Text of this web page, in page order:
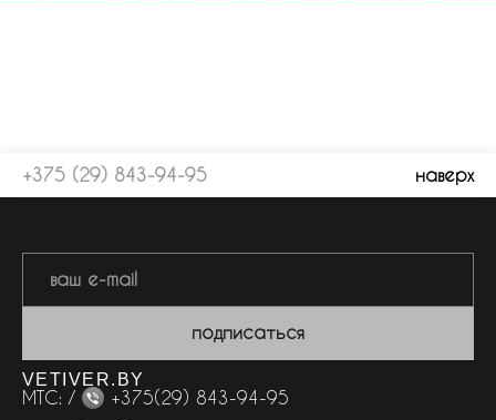
+375 (29) 843-94-95 наверх
подписаться
VETIVER.BY
МТС: /
+375(29) 843-94-95